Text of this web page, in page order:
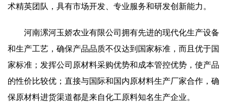
术精英团队，具有市场开发、专业服务和研发创新能力。
河南漯河玉娇农业有限公司拥有先进的现代化生产设备
和生产工艺，确保产品品质不仅达到国家标准，而且优于国
家标准；发挥公司原材料采购优势和成本管控优势，使产品
的性价比较优；直接与国际和国内原材料生产厂家合作，确
保原材料进货渠道都是来自化工原料知名生产企业。